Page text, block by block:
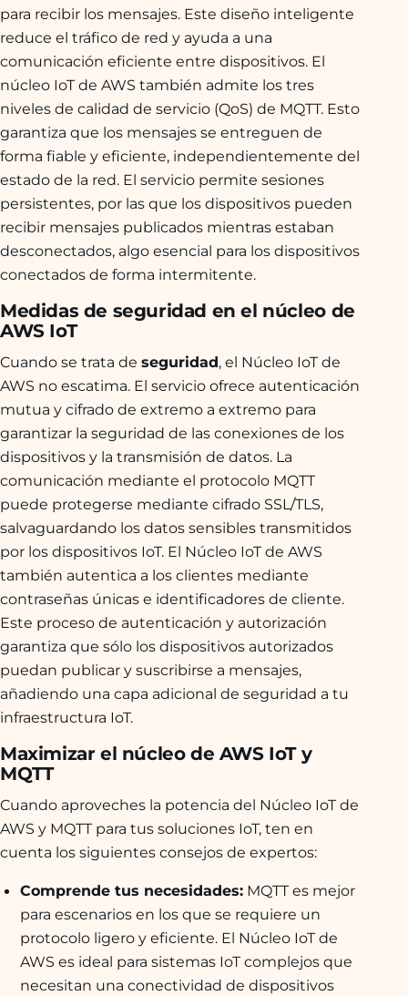
para recibir los mensajes. Este diseño inteligente
reduce el tráfico de red y ayuda a una
comunicación eficiente entre dispositivos. El
núcleo IoT de AWS también admite los tres
niveles de calidad de servicio (QoS) de MQTT. Esto
garantiza que los mensajes se entreguen de
forma fiable y eficiente, independientemente del
estado de la red. El servicio permite sesiones
persistentes, por las que los dispositivos pueden
recibir mensajes publicados mientras estaban
desconectados, algo esencial para los dispositivos
conectados de forma intermitente.
Medidas de seguridad en el núcleo de
AWS IoT
Cuando se trata de seguridad, el Núcleo IoT de
AWS no escatima. El servicio ofrece autenticación
mutua y cifrado de extremo a extremo para
garantizar la seguridad de las conexiones de los
dispositivos y la transmisión de datos. La
comunicación mediante el protocolo MQTT
puede protegerse mediante cifrado SSL/TLS,
salvaguardando los datos sensibles transmitidos
por los dispositivos IoT. El Núcleo IoT de AWS
también autentica a los clientes mediante
contraseñas únicas e identificadores de cliente.
Este proceso de autenticación y autorización
garantiza que sólo los dispositivos autorizados
puedan publicar y suscribirse a mensajes,
añadiendo una capa adicional de seguridad a tu
infraestructura IoT.
Maximizar el núcleo de AWS IoT y
MQTT
Cuando aproveches la potencia del Núcleo IoT de
AWS y MQTT para tus soluciones IoT, ten en
cuenta los siguientes consejos de expertos:
Comprende tus necesidades:MQTT es mejor
para escenarios en los que se requiere un
protocolo ligero y eficiente. El Núcleo IoT de
AWS es ideal para sistemas IoT complejos que
necesitan una conectividad de dispositivos